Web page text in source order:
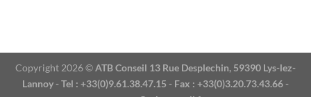
Copyright 2026 ©ATB Conseil 13 Rue Desplechin, 59390 Lys-lez-
Lannoy - Tel : +33(0)9.61.38.47.15 - Fax : +33(0)3.20.73.43.66 -